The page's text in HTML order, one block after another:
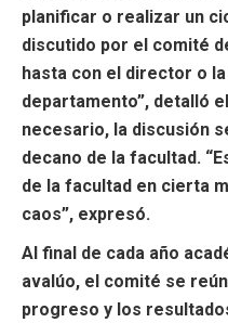
planificar o realizar un
discutido por el comité
hasta con el director o
departamento”, detalló
necesario, la discusión
decano de la facultad.
de la facultad en cierta
caos”, expresó.
Al final de cada año
avalúo, el comité se
progreso y los